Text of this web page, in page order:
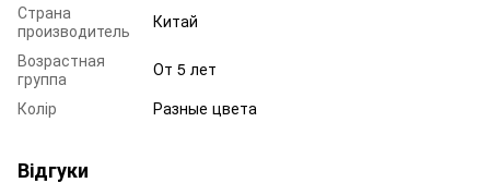
Страна
производитель
Китай
Возрастная
группа
От 5 лет
Колір
Разные цвета
Відгуки